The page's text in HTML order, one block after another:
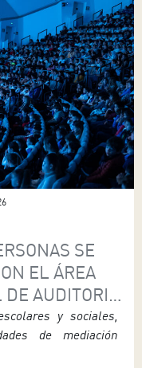
desarrollando
SE
EL ÁREA
DE AUDITORIO
y sociales,
de mediación